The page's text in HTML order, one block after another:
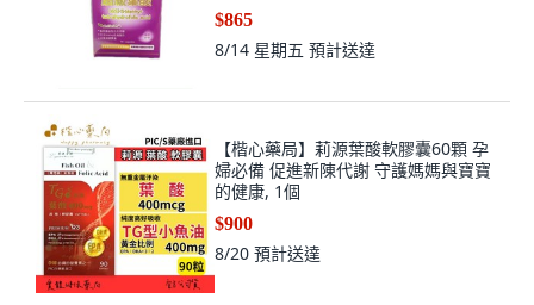
$865
8/14 星期五 預計送達
【楷心藥局】莉源葉酸軟膠囊60顆 孕
婦必備 促進新陳代謝 守護媽媽與寶寶
的健康, 1個
$900
8/20 預計送達